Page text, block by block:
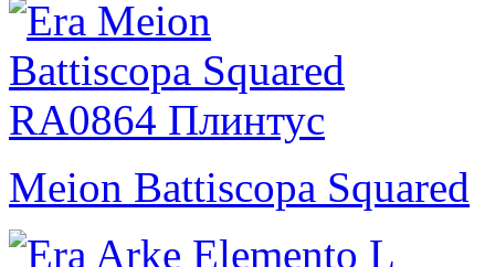
Meion Battiscopa Squared